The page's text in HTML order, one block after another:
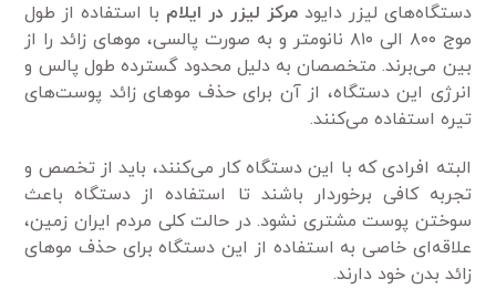
دستگاه‌های لیزر دایودمرکز لیزر در ایلام با استفاده از طول
موج ۸۰۰ الی ۸۱۰ نانومتر و به صورت پالسی، مو‌های زائد را از
بین می‌برند. متخصصان به دلیل محدود گسترده طول پالس و
انرژی این دستگاه، از آن برای حذف مو‌های زائد پوست‌های
تیره استفاده می‌کنند.
البته افرادی که با این دستگاه کار می‌کنند، باید از تخصص و
تجربه کافی برخوردار باشند تا استفاده از دستگاه باعث
سوختن پوست مشتری نشود. در حالت کلی مردم ایران زمین،
علاقه‌ای خاصی به استفاده از این دستگاه برای حذف مو‌های
زائد بدن خود دارند.